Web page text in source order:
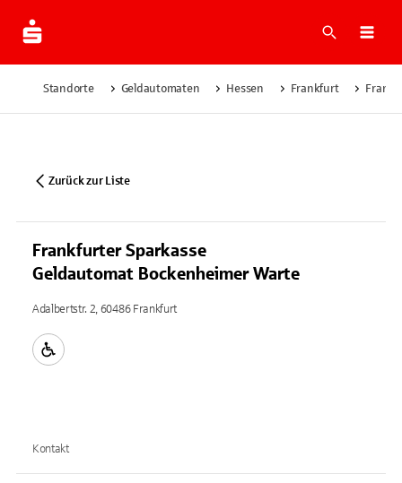
Suche
Standorte Geldautomaten Hessen Frankfurt
Zurück zur Liste
Frankfurter Sparkasse
Geldautomat Bockenheimer Warte
Adalbertstr. 2, 60486 Frankfurt
Kontakt